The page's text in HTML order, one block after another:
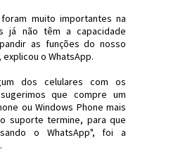
muito importantes na
já não têm a capacidade
as funções do nosso
o WhatsApp.
dos celulares com os
que compre um
ou Windows Phone mais
suporte termine, para que
o WhatsApp", foi a